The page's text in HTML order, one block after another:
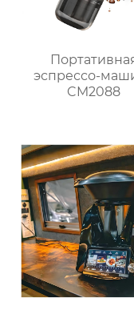
эспрессо-
CM2088